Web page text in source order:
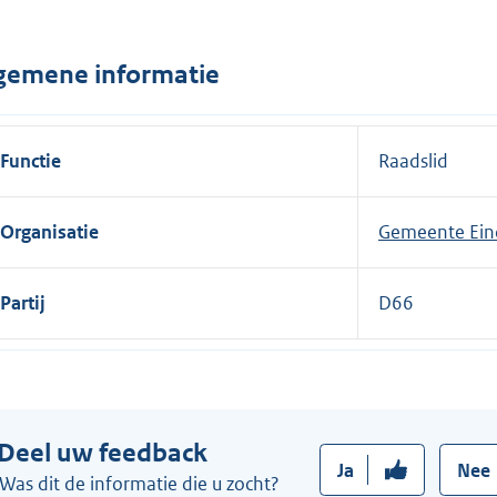
n
:
informatie
Functie Raadslid
Organisatie Gemeente
Partij D66
uw feedback
Was dit de informatie die u zocht?
Ja Nee